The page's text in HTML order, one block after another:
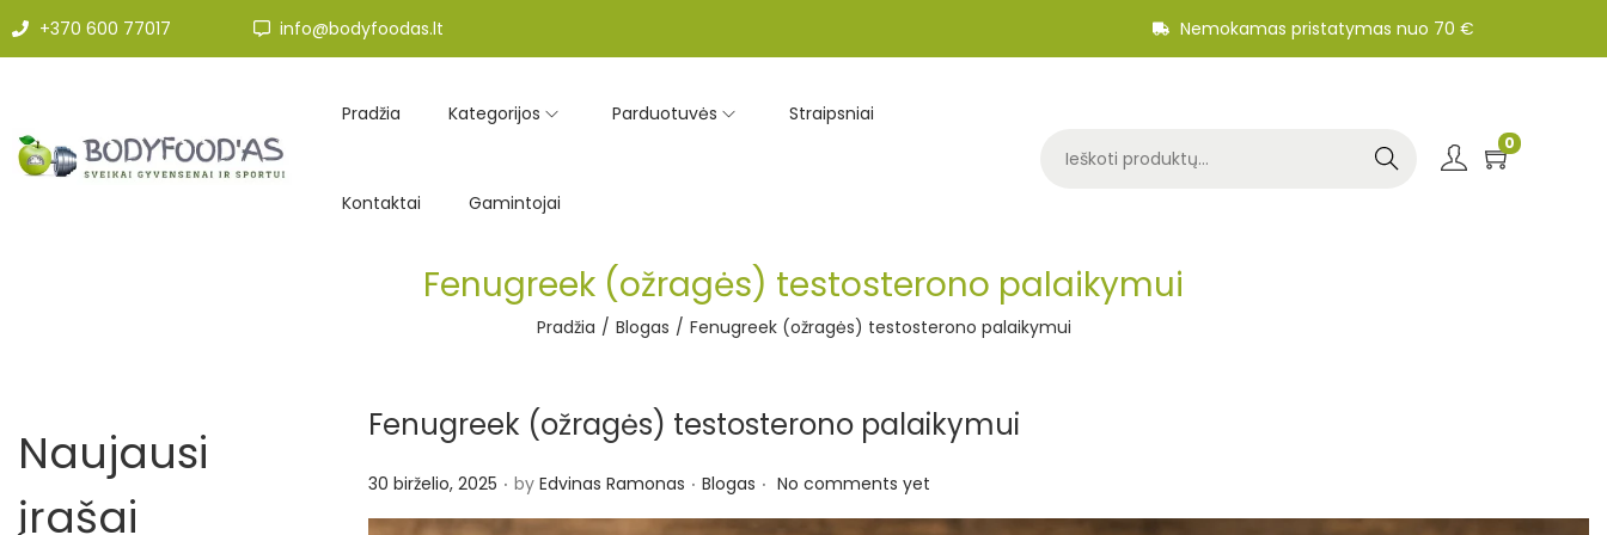
+370 600 77017 info@bodyfoodas.lt Nemokamas pristatymas nuo 70 €
Pradžia Kategorijos Parduotuvės Straipsniai
Kontaktai Gamintojai
Search
0
Fenugreek (ožragės) testosterono palaikymui
Pradžia / Blogas / Fenugreek (ožragės) testosterono palaikymui
Fenugreek (ožragės) testosterono palaikymui
P
o
30 birželio, 2025 . by Edvinas Ramonas . P
o
Blogas . No comments yet
Naujausi
įrašai